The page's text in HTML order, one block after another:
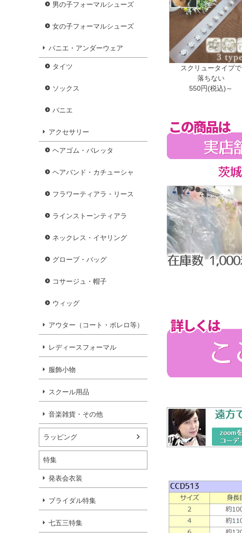
男の子フォーマルシューズ
女の子フォーマルシューズ
パニエ・アンダーウェア
タイツ
ソックス
パニエ
アクセサリー
ヘアゴム・バレッタ
ヘアバンド・カチューシャ
フラワーティアラ・リース
ラインストーンティアラ
ネックレス・イヤリング
グローブ・バッグ
コサージュ・帽子
ウィッグ
アウター（コート・ボレロ等）
レディースフォーマル
服飾小物
スクール用品
音楽雑貨・その他
ラッピング
特集
発表会衣装
ブライダル特集
七五三特集
スクリュータイプで
落ちない
550円(税込)～